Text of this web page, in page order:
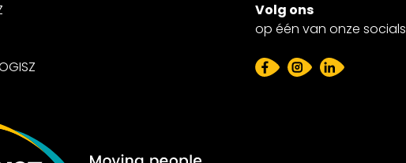
Volg ons
op één van onze socials